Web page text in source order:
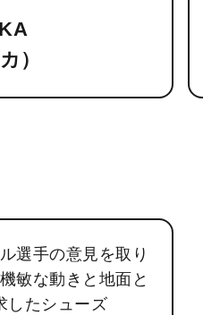
）
選手の意見を取り
敏な動きと地面と
したシューズ